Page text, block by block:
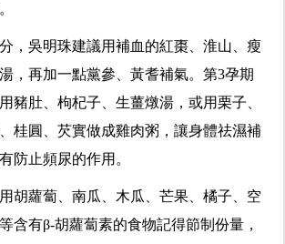
，吳明珠建議用補血的紅棗、淮山、瘦
，再加一點黨參、黃耆補氣。第3孕期
豬肚、枸杞子、生薑燉湯，或用栗子、
桂圓、芡實做成雞肉粥，讓身體祛濕補
防止頻尿的作用。
胡蘿蔔、南瓜、木瓜、芒果、橘子、空
含有β-胡蘿蔔素的食物記得節制份量，